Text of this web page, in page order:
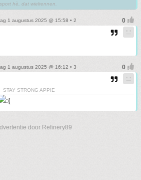
hè, dat wielrennen.
1 augustus 2025 @ 15:58 • 2
1 augustus 2025 @ 16:12 • 3
STAY STRONG APPIE
door Refinery89